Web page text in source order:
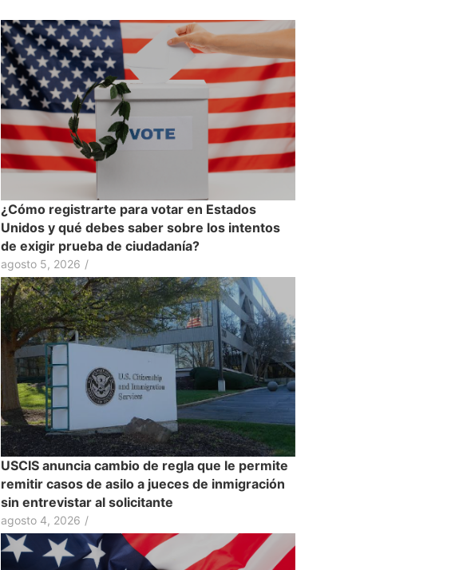
¿Cómo registrarte para votar en Estados
Unidos y qué debes saber sobre los intentos
de exigir prueba de ciudadanía?
agosto 5, 2026 /
USCIS anuncia cambio de regla que le permite
remitir casos de asilo a jueces de inmigración
sin entrevistar al solicitante
agosto 4, 2026 /